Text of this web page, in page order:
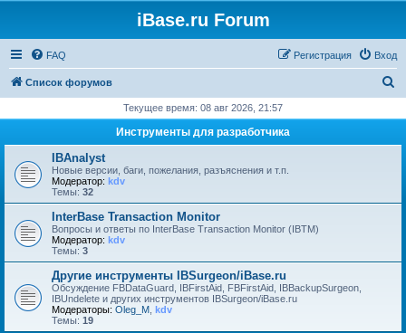
iBase.ru Forum
FAQ Вход
Регистрация
Список форумов
с
Текущее время: 08 авг 2026, 21:57
Инструменты для разработчика
IBAnalyst
Новые версии, баги, пожелания, разъяснения и т.п.
Модератор: kdv
Темы: 32
InterBase Transaction Monitor
Вопросы и ответы по InterBase Transaction Monitor (IBTM)
Модератор: kdv
Темы: 3
Другие инструменты IBSurgeon/iBase.ru
Обсуждение FBDataGuard, IBFirstAid, FBFirstAid, IBBackupSurgeon,
IBUndelete и других инструментов IBSurgeon/iBase.ru
Модераторы: Oleg_M kdv
Темы: 19